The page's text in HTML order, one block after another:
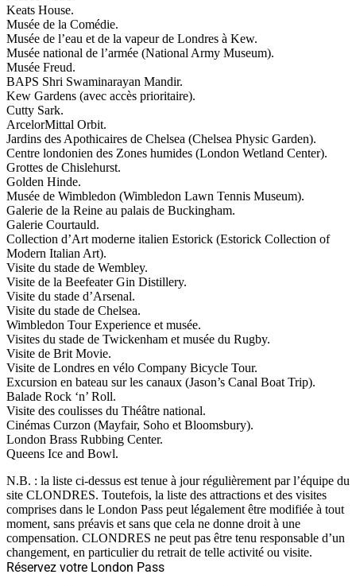
Keats House.
Musée de la Comédie.
Musée de l’eau et de la vapeur de Londres à Kew.
Musée national de l’armée (National Army Museum).
Musée Freud.
BAPS Shri Swaminarayan Mandir.
Kew Gardens (avec accès prioritaire).
Cutty Sark.
ArcelorMittal Orbit.
Jardins des Apothicaires de Chelsea (Chelsea Physic Garden).
Centre londonien des Zones humides (London Wetland Center).
Grottes de Chislehurst.
Golden Hinde.
Musée de Wimbledon (Wimbledon Lawn Tennis Museum).
Galerie de la Reine au palais de Buckingham.
Galerie Courtauld.
Collection d’Art moderne italien Estorick (Estorick Collection of
Modern Italian Art).
Visite du stade de Wembley.
Visite de la Beefeater Gin Distillery.
Visite du stade d’Arsenal.
Visite du stade de Chelsea.
Wimbledon Tour Experience et musée.
Visites du stade de Twickenham et musée du Rugby.
Visite de Brit Movie.
Visite de Londres en vélo Company Bicycle Tour.
Excursion en bateau sur les canaux (Jason’s Canal Boat Trip).
Balade Rock ‘n’ Roll.
Visite des coulisses du Théâtre national.
Cinémas Curzon (Mayfair, Soho et Bloomsbury).
London Brass Rubbing Center.
Queens Ice and Bowl.
N.B. : la liste ci-dessus est tenue à jour régulièrement par l’équipe du
site CLONDRES. Toutefois, la liste des attractions et des visites
comprises dans le London Pass peut légalement être modifiée à tout
moment, sans préavis et sans que cela ne donne droit à une
compensation. CLONDRES ne peut pas être tenu responsable d’un
changement, en particulier du retrait de telle activité ou visite.
Réservez votre London Pass